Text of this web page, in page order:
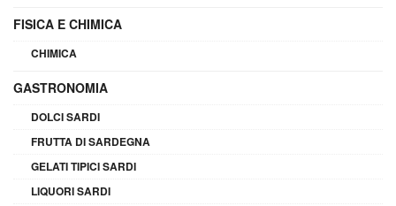
FISICA E CHIMICA
CHIMICA
GASTRONOMIA
DOLCI SARDI
FRUTTA DI SARDEGNA
GELATI TIPICI SARDI
LIQUORI SARDI